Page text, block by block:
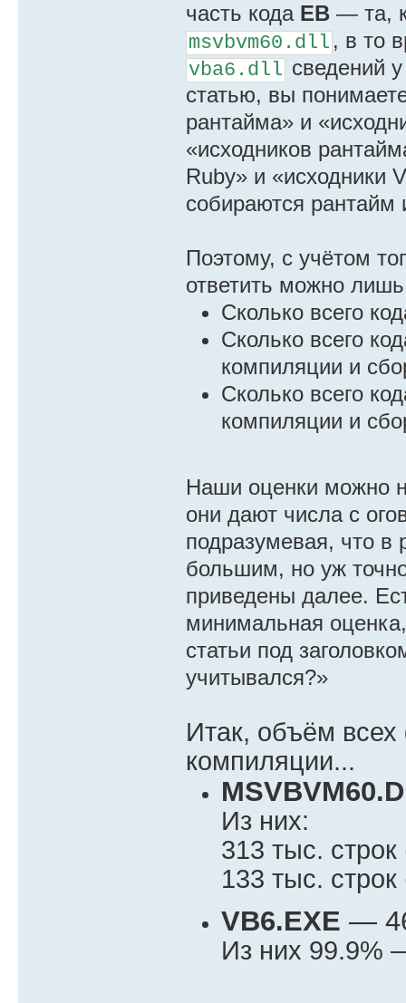
часть кода EB— та,
msvbvm60.dll , в то
vba6.dll сведений
статью, вы
рантайма» и
«исходников
Ruby» и «исходники
собираются рантайм
Поэтому, с учётом
ответить можно
Сколько всего
Сколько всего
компиляции и
Сколько всего
компиляции и
Наши оценки можно
они дают числа с
подразумевая, что
большим, но уж
приведены далее.
минимальная
статьи под
учитывался?»
Итак, объём
компиляции...
Из них:
313 тыс.
133 тыс.
VB6.EXE —
Из них 99.9%